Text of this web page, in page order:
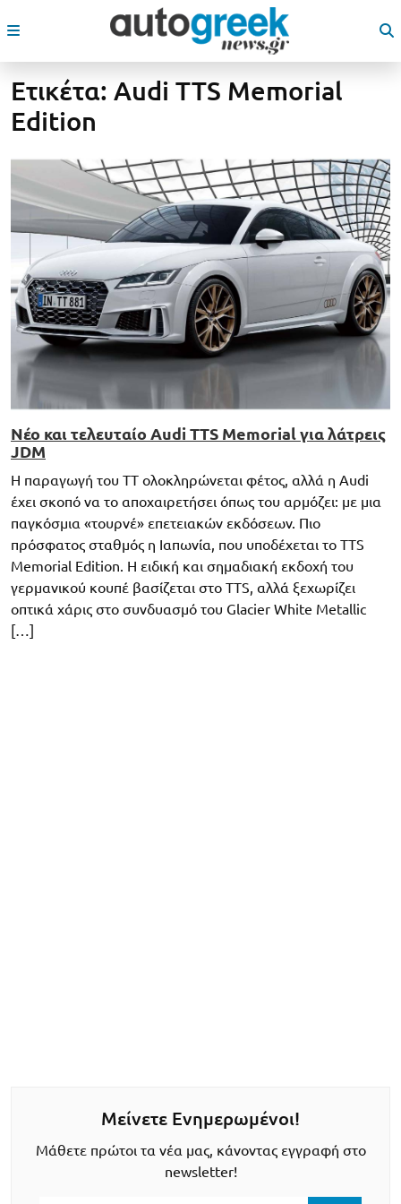
Ετικέτα: Audi TTS Memorial
Edition
Νέο και τελευταίο Audi TTS Memorial για λάτρεις
JDM
Η παραγωγή του TT ολοκληρώνεται φέτος, αλλά η Audi
έχει σκοπό να το αποχαιρετήσει όπως του αρμόζει: με μια
παγκόσμια «τουρνέ» επετειακών εκδόσεων. Πιο
πρόσφατος σταθμός η Ιαπωνία, που υποδέχεται το TTS
Memorial Edition. Η ειδική και σημαδιακή εκδοχή του
γερμανικού κουπέ βασίζεται στο TTS, αλλά ξεχωρίζει
οπτικά χάρις στο συνδυασμό του Glacier White Metallic
[…]
Μείνετε Ενημερωμένοι!
Μάθετε πρώτοι τα νέα μας, κάνοντας εγγραφή στο
newsletter!